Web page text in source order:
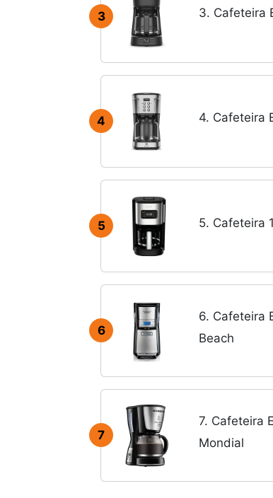
3 3. Cafeteira
4 4. Cafeteira
5 5. Cafeteira
6
6. Cafeteira
Beach
7
7. Cafeteira
Mondial